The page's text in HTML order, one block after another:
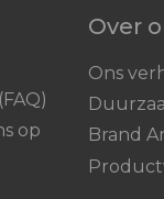
op
Over
Ons
Brand